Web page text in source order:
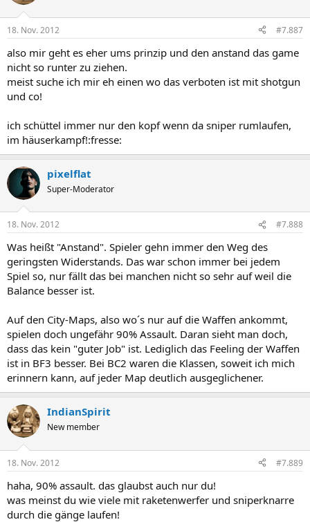
18. Nov. 2012 #7.887
also mir geht es eher ums prinzip und den anstand das game
nicht so runter zu ziehen.
meist suche ich mir eh einen wo das verboten ist mit shotgun
und co!
ich schüttel immer nur den kopf wenn da sniper rumlaufen,
im häuserkampf!:fresse:
pixelflat
Super-Moderator
18. Nov. 2012 #7.888
Was heißt "Anstand". Spieler gehn immer den Weg des
geringsten Widerstands. Das war schon immer bei jedem
Spiel so, nur fällt das bei manchen nicht so sehr auf weil die
Balance besser ist.
Auf den City-Maps, also wo´s nur auf die Waffen ankommt,
spielen doch ungefähr 90% Assault. Daran sieht man doch,
dass das kein "guter Job" ist. Lediglich das Feeling der Waffen
ist in BF3 besser. Bei BC2 waren die Klassen, soweit ich mich
erinnern kann, auf jeder Map deutlich ausgeglichener.
IndianSpirit
New member
18. Nov. 2012 #7.889
haha, 90% assault. das glaubst auch nur du!
was meinst du wie viele mit raketenwerfer und sniperknarre
durch die gänge laufen!